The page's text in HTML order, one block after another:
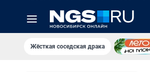
Жёсткая соседская драка